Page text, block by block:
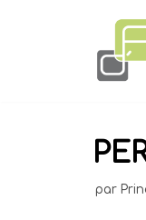
par